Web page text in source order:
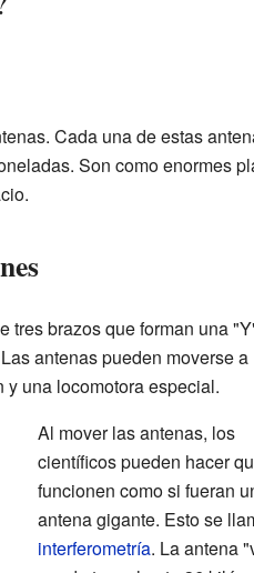
Cada una de estas
Son como enormes
tres brazos que forman una
antenas pueden moverse a
una locomotora especial.
Al mover las antenas, los
científicos pueden hacer
funcionen como si fueran
antena gigante. Esto se
interferometría. La antena